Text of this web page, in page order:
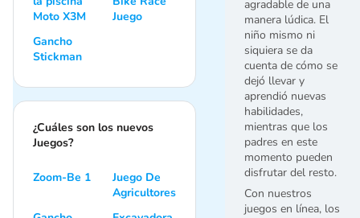
agradable de una
manera lúdica. El
niño mismo ni
siquiera se da
cuenta de cómo se
dejó llevar y
aprendió nuevas
habilidades,
mientras que los
padres en este
momento pueden
disfrutar del resto.
Con nuestros
juegos en línea, los
Moto X3M
Juego
Gancho
Stickman
¿Cuáles son los nuevos
Juegos?
Zoom-Be 1
Juego De
Agricultores